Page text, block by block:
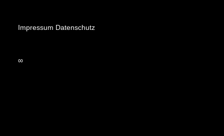
Impressum Datenschutz
∞